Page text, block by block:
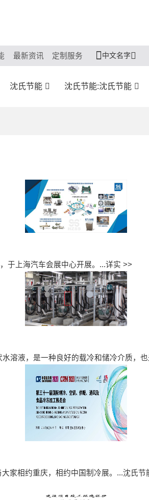
最新资讯 定制服务 中文名字
沈氏节能 沈氏节能:沈氏节能
于上海汽车会展中心开展。...详实 >>
溶液，是一种良好的载冷和储冷介质，
家相约重庆，相约中国制冷展。...沈氏节